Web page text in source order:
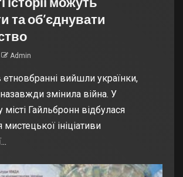
та об’єднувати
Admin
етновбранні вийшли українки,
змінила війна. У
Гайльбронн відбулася
мистецької ініціативи